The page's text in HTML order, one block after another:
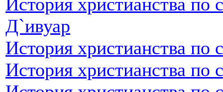
Д`ивуар
История христианства по
История христианства по